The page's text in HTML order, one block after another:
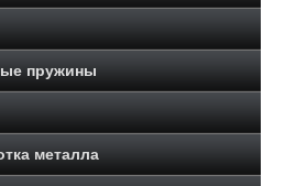
пружины
металла